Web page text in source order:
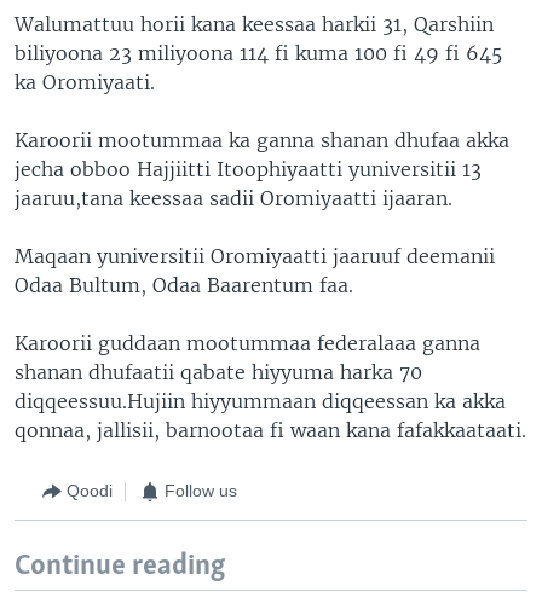
Walumattuu horii kana keessaa harkii 31, Qarshiin
biliyoona 23 miliyoona 114 fi kuma 100 fi 49 fi 645
ka Oromiyaati.
Karoorii mootummaa ka ganna shanan dhufaa akka
jecha obboo Hajjiitti Itoophiyaatti yuniversitii 13
jaaruu,tana keessaa sadii Oromiyaatti ijaaran.
Maqaan yuniversitii Oromiyaatti jaaruuf deemanii
Odaa Bultum, Odaa Baarentum faa.
Karoorii guddaan mootummaa federalaaa ganna
shanan dhufaatii qabate hiyyuma harka 70
diqqeessuu.Hujiin hiyyummaan diqqeessan ka akka
qonnaa, jallisii, barnootaa fi waan kana fafakkaataati.
Qoodi Follow us
Continue reading